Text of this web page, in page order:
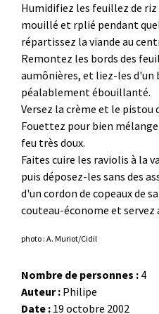
Humidifiez les feuillez de
mouillé et rplié pendant
répartissez la viande au
Remontez les bords des
aumônières, et liez-les d'un
péalablement ébouillanté.
Versez la crème et le pistou
Fouettez pour bien
feu très doux.
Faites cuire les raviolis à la
puis déposez-les sans des
d'un cordon de copeaux de
couteau-économe et servez
photo : A. Muriot/Cidil
Nombre de personnes : 4
Auteur : Philipe
Date : 19 octobre 2002